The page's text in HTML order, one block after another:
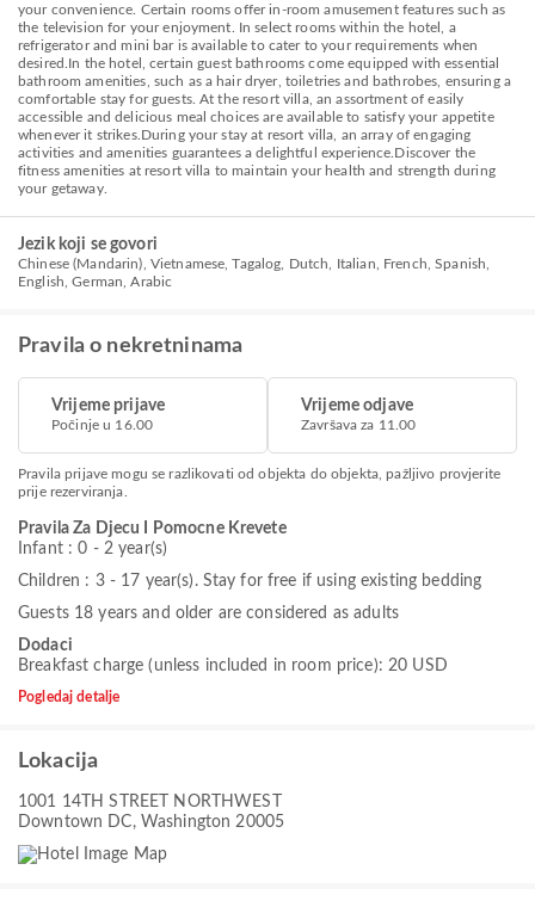
your convenience. Certain rooms offer in-room amusement features such as
the television for your enjoyment. In select rooms within the hotel, a
refrigerator and mini bar is available to cater to your requirements when
desired.In the hotel, certain guest bathrooms come equipped with essential
bathroom amenities, such as a hair dryer, toiletries and bathrobes, ensuring a
comfortable stay for guests. At the resort villa, an assortment of easily
accessible and delicious meal choices are available to satisfy your appetite
whenever it strikes.During your stay at resort villa, an array of engaging
activities and amenities guarantees a delightful experience.Discover the
fitness amenities at resort villa to maintain your health and strength during
your getaway.
Jezik koji se govori
Chinese (Mandarin), Vietnamese, Tagalog, Dutch, Italian, French, Spanish,
English, German, Arabic
Pravila o nekretninama
Vrijeme prijave
Počinje u 16.00
Vrijeme odjave
Završava za 11.00
Pravila prijave mogu se razlikovati od objekta do objekta, pažljivo provjerite
prije rezerviranja.
Pravila Za Djecu I Pomocne Krevete
Infant : 0 - 2 year(s)
Children : 3 - 17 year(s). Stay for free if using existing bedding
Guests 18 years and older are considered as adults
Dodaci
Breakfast charge (unless included in room price): 20 USD
Pogledaj detalje
Lokacija
1001 14TH STREET NORTHWEST
Downtown DC, Washington 20005